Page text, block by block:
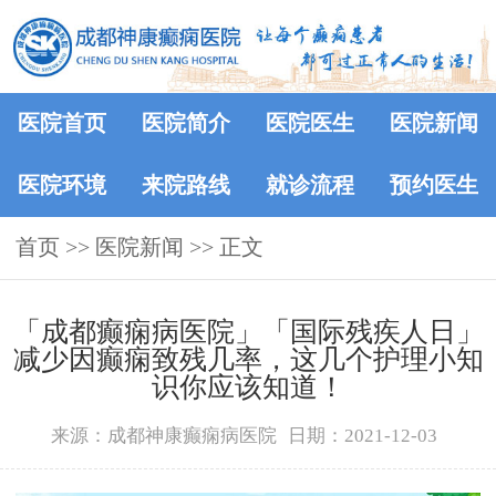
医院首页 医院简介 医院医生 医院新闻
医院环境 来院路线 就诊流程 预约医生
首页 >> 医院新闻 >> 正文
「成都癫痫病医院」「国际残疾人日」
减少因癫痫致残几率，这几个护理小知
识你应该知道！
来源：成都神康癫痫病医院 日期：2021-12-03